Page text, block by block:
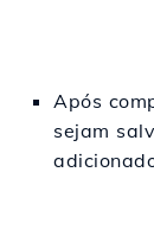
Após
sejam